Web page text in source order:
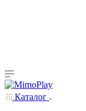
Каталог